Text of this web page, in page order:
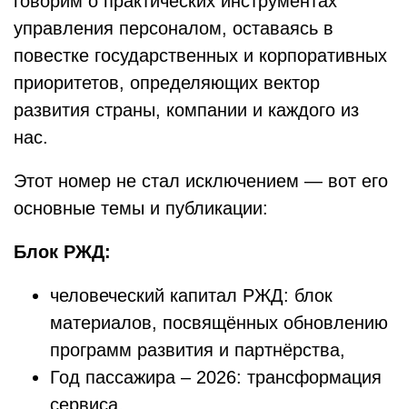
управления персоналом, оставаясь в
повестке государственных и корпоративных
приоритетов, определяющих вектор
развития страны, компании и каждого из
нас.
Этот номер не стал исключением — вот его
основные темы и публикации:
Блок РЖД:
человеческий капитал РЖД: блок
материалов, посвящённых обновлению
программ развития и партнёрства,
Год пассажира – 2026: трансформация
сервиса,